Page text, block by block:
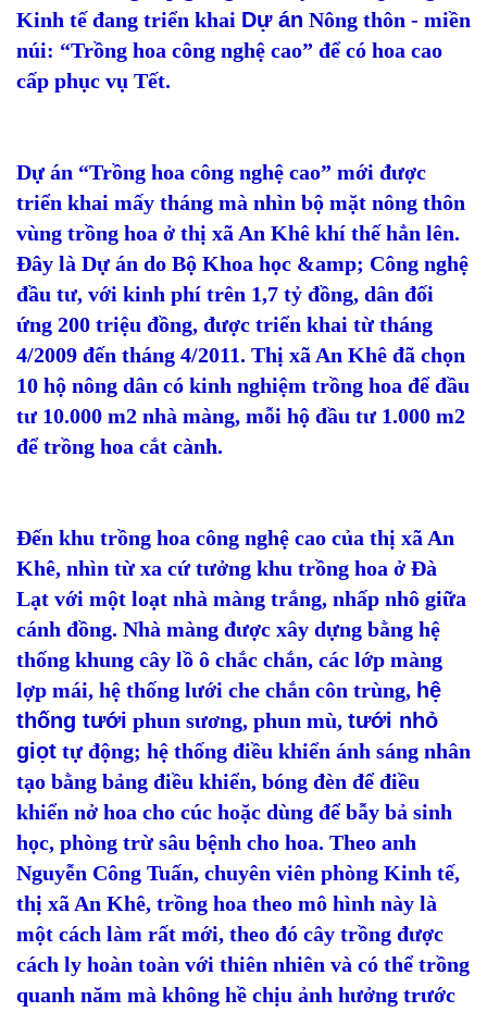
Kinh tế đang triển khai Dự án Nông thôn - miền
núi: “Trồng hoa công nghệ cao” để có hoa cao
cấp phục vụ Tết.
Dự án “Trồng hoa công nghệ cao” mới được
triển khai mấy tháng mà nhìn bộ mặt nông thôn
vùng trồng hoa ở thị xã An Khê khí thế hẳn lên.
Đây là Dự án do Bộ Khoa học &amp; Công nghệ
đầu tư, với kinh phí trên 1,7 tỷ đồng, dân đối
ứng 200 triệu đồng, được triển khai từ tháng
4/2009 đến tháng 4/2011. Thị xã An Khê đã chọn
10 hộ nông dân có kinh nghiệm trồng hoa để đầu
tư 10.000 m2 nhà màng, mỗi hộ đầu tư 1.000 m2
để trồng hoa cắt cành.
Đến khu trồng hoa công nghệ cao của thị xã An
Khê, nhìn từ xa cứ tưởng khu trồng hoa ở Đà
Lạt với một loạt nhà màng trắng, nhấp nhô giữa
cánh đồng. Nhà màng được xây dựng bằng hệ
thống khung cây lồ ô chắc chắn, các lớp màng
lợp mái, hệ thống lưới che chắn côn trùng, hệ
thống tưới phun sương, phun mù, tưới nhỏ
giọt tự động; hệ thống điều khiển ánh sáng nhân
tạo bằng bảng điều khiển, bóng đèn để điều
khiển nở hoa cho cúc hoặc dùng để bẫy bả sinh
học, phòng trừ sâu bệnh cho hoa. Theo anh
Nguyễn Công Tuấn, chuyên viên phòng Kinh tế,
thị xã An Khê, trồng hoa theo mô hình này là
một cách làm rất mới, theo đó cây trồng được
cách ly hoàn toàn với thiên nhiên và có thể trồng
quanh năm mà không hề chịu ảnh hưởng trước